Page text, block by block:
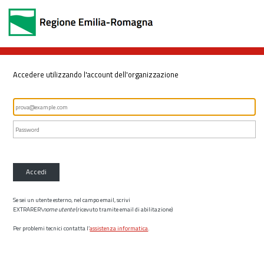
Accedere utilizzando l'account dell'organizzazione
Accedi
Se sei un utente esterno, nel campo email, scrivi
EXTRARER\nome utente(ricevuto tramite email di abilitazione)
Per problemi tecnici contatta l’assistenza informatica.